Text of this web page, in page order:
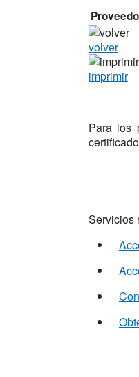
volver
imprimir
Para los
Servicios